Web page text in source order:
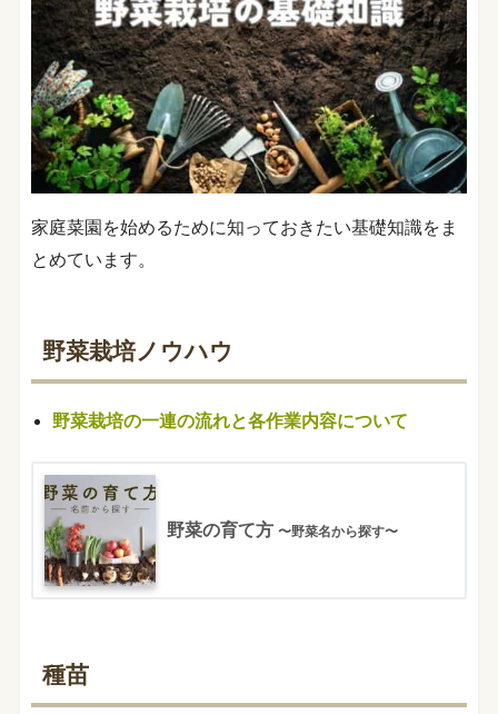
家庭菜園を始めるために知っておきたい基礎知識をま
とめています。
野菜栽培ノウハウ
野菜栽培の一連の流れと各作業内容について
野菜の育て方 〜野菜名から探す〜
種苗